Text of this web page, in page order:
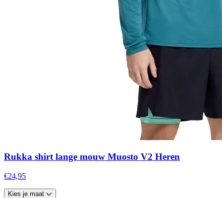
Rukka shirt lange mouw Muosto V2 Heren
€24,95
Kies je maat